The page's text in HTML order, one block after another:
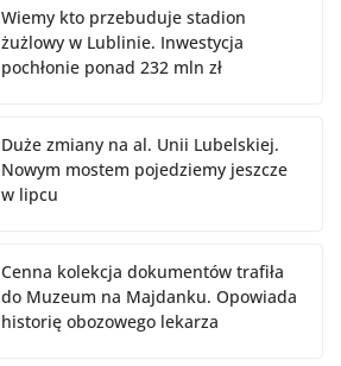
Wiemy kto przebuduje stadion
żużlowy w Lublinie. Inwestycja
pochłonie ponad 232 mln zł
Duże zmiany na al. Unii Lubelskiej.
Nowym mostem pojedziemy jeszcze
w lipcu
Cenna kolekcja dokumentów trafiła
do Muzeum na Majdanku. Opowiada
historię obozowego lekarza